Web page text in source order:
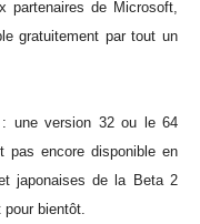
partenaires de Microsoft,
gratuitement par tout un
: une version 32 ou le 64
pas encore disponible en
japonaises de la Beta 2
pour bientôt.